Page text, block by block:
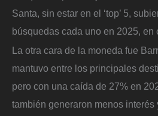
Santa, sin estar en el ‘top’ 5,
búsquedas cada uno en 2025, en
La otra cara de la moneda fue
mantuvo entre los principales
pero con una caída de 27% en
también generaron menos interés